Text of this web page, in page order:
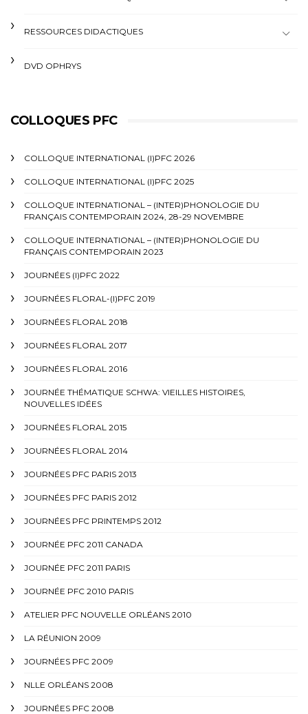
RESSOURCES DIDACTIQUES
DVD OPHRYS
COLLOQUES PFC
COLLOQUE INTERNATIONAL (I)PFC 2026
COLLOQUE INTERNATIONAL (I)PFC 2025
COLLOQUE INTERNATIONAL – (INTER)PHONOLOGIE DU
FRANÇAIS CONTEMPORAIN 2024, 28-29 NOVEMBRE
COLLOQUE INTERNATIONAL – (INTER)PHONOLOGIE DU
FRANÇAIS CONTEMPORAIN 2023
JOURNÉES (I)PFC 2022
JOURNÉES FLORAL-(I)PFC 2019
JOURNÉES FLORAL 2018
JOURNÉES FLORAL 2017
JOURNÉES FLORAL 2016
JOURNÉE THÉMATIQUE SCHWA: VIEILLES HISTOIRES,
NOUVELLES IDÉES
JOURNÉES FLORAL 2015
JOURNÉES FLORAL 2014
JOURNÉES PFC PARIS 2013
JOURNÉES PFC PARIS 2012
JOURNÉES PFC PRINTEMPS 2012
JOURNÉE PFC 2011 CANADA
JOURNÉE PFC 2011 PARIS
JOURNÉE PFC 2010 PARIS
ATELIER PFC NOUVELLE ORLÉANS 2010
LA RÉUNION 2009
JOURNÉES PFC 2009
NLLE ORLÉANS 2008
JOURNÉES PFC 2008